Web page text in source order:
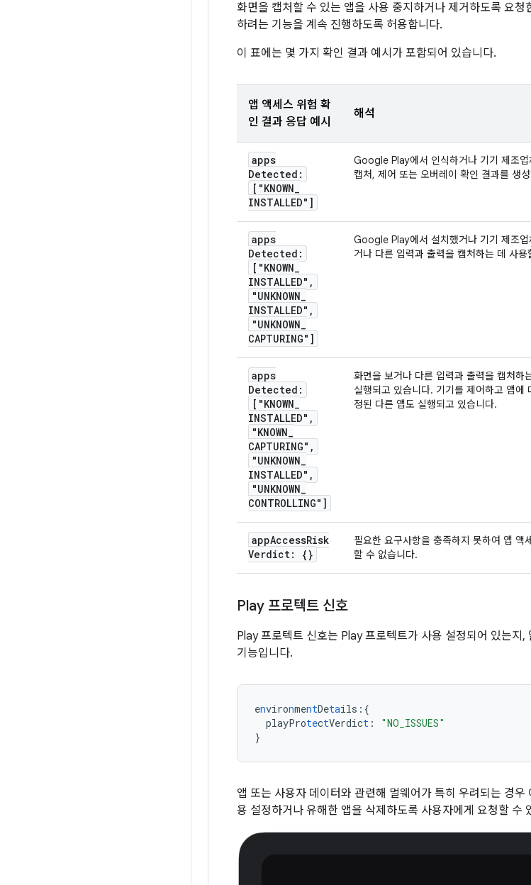
화면을 캡처할 수 있는 앱을 사용 중지하거나 제거하도록 요청
하려는 기능을 계속 진행하도록 허용합니다.
이 표에는 몇 가지 확인 결과 예시가 포함되어 있습니다.
앱 액세스 위험 확
인 결과 응답 예시
해석
apps
Detected:
["KNOWN_
INSTALLED"]
Google Play에서 인식하거나 기기 제조
캡처, 제어 또는 오버레이 확인 결과를 생
apps
Detected:
["KNOWN_
INSTALLED" ,
"UNKNOWN_
INSTALLED" ,
"UNKNOWN_
CAPTURING"]
Google Play에서 설치했거나 기기 제조
거나 다른 입력과 출력을 캡처하는 데 사
apps
Detected:
["KNOWN_
INSTALLED" ,
"KNOWN_
CAPTURING" ,
"UNKNOWN_
INSTALLED" ,
"UNKNOWN_
CONTROLLING"]
화면을 보거나 다른 입력과 출력을 캡처하
실행되고 있습니다. 기기를 제어하고 앱
정된 다른 앱도 실행되고 있습니다.
appAccessRisk
Verdict: {}
필요한 요구사항을 충족하지 못하여 앱 액
할 수 없습니다.
Play 프로텍트 신호
Play 프로텍트 신호는 Play 프로텍트가 사용 설정되어 있는지
기능입니다.
environmentDetails :{
playProtectVerdict :
"NO_ISSUES"
}
앱 또는 사용자 데이터와 관련해 멀웨어가 특히 우려되는 경
용 설정하거나 유해한 앱을 삭제하도록 사용자에게 요청할 수